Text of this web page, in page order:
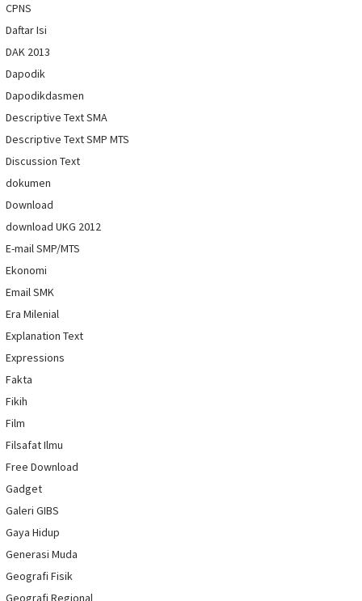
CPNS
Daftar Isi
DAK 2013
Dapodik
Dapodikdasmen
Descriptive Text SMA
Descriptive Text SMP MTS
Discussion Text
dokumen
Download
download UKG 2012
E-mail SMP/MTS
Ekonomi
Email SMK
Era Milenial
Explanation Text
Expressions
Fakta
Fikih
Film
Filsafat Ilmu
Free Download
Gadget
Galeri GIBS
Gaya Hidup
Generasi Muda
Geografi Fisik
Geografi Regional